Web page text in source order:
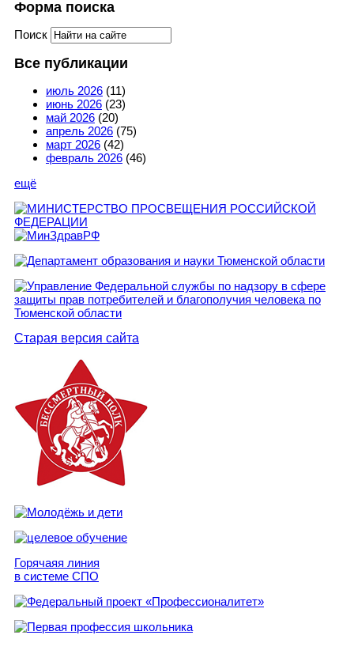
Форма поиска
Поиск
Все публикации
июль 2026 (11)
июнь 2026 (23)
май 2026 (20)
апрель 2026 (75)
март 2026 (42)
февраль 2026 (46)
ещё
Старая версия сайта
Горячаяя линия
в системе СПО